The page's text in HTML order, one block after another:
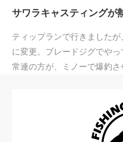
サワラキャスティングが
ティップランで行きました
に変更。ブレードジグでやっ
常連の方が、ミノーで爆釣